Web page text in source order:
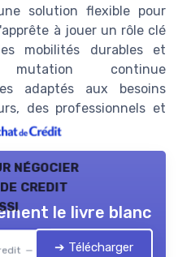
solution flexible pour
à jouer un rôle clé
mobilités durables et
continue
adaptés aux besoins
des professionnels et
négocier
credit
— 2026
le livre blanc
➔ Télécharger